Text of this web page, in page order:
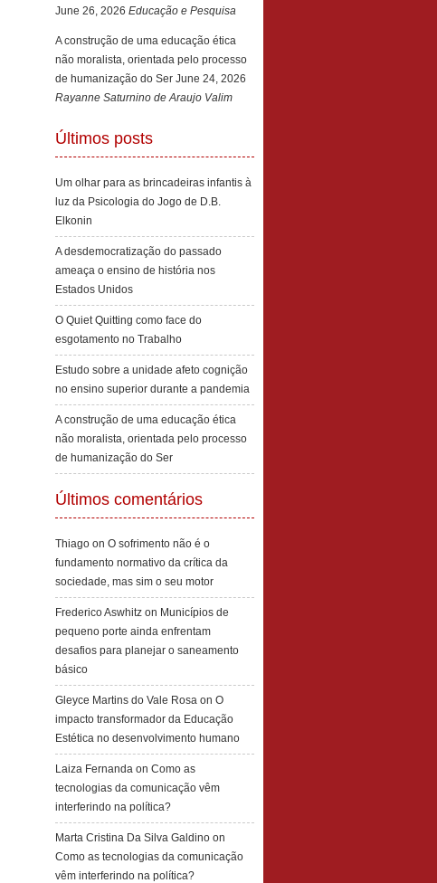
June 26, 2026 Educação e Pesquisa
A construção de uma educação ética
não moralista, orientada pelo processo
de humanização do Ser June 24, 2026
Rayanne Saturnino de Araujo Valim
Últimos posts
Um olhar para as brincadeiras infantis à
luz da Psicologia do Jogo de D.B.
Elkonin
A desdemocratização do passado
ameaça o ensino de história nos
Estados Unidos
O Quiet Quitting como face do
esgotamento no Trabalho
Estudo sobre a unidade afeto cognição
no ensino superior durante a pandemia
A construção de uma educação ética
não moralista, orientada pelo processo
de humanização do Ser
Últimos comentários
Thiago on O sofrimento não é o
fundamento normativo da crítica da
sociedade, mas sim o seu motor
Frederico Aswhitz on Municípios de
pequeno porte ainda enfrentam
desafios para planejar o saneamento
básico
Gleyce Martins do Vale Rosa on O
impacto transformador da Educação
Estética no desenvolvimento humano
Laiza Fernanda on Como as
tecnologias da comunicação vêm
interferindo na política?
Marta Cristina Da Silva Galdino on
Como as tecnologias da comunicação
vêm interferindo na política?